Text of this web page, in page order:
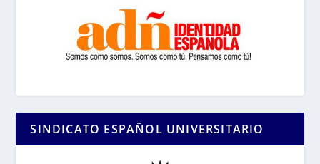
SINDICATO ESPAÑOL UNIVERSITARIO